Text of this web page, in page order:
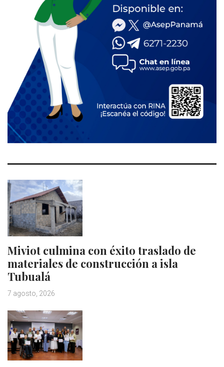
Miviot culmina con éxito traslado de
materiales de construcción a isla
Tubualá
7 agosto, 2026